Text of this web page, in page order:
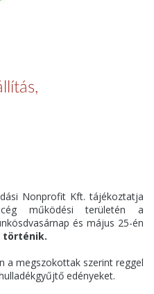
Nonprofit Kft. tájékoztatja
működési területén a
és május 25-én
történik.
a megszokottak szerint reggel
edényeket.